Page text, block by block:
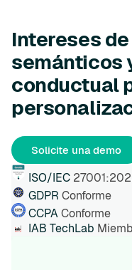
Intereses
semánticos
conductual
Solicite una demo
ISO/IEC
GDPR Conforme
CCPAConforme
IAB TechLab